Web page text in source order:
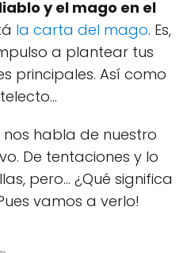
y el mago en el
la carta del mago. Es,
a plantear tus
principales. Así como
nos habla de nuestro
De tentaciones y lo
pero... ¿Qué significa
vamos a verlo!